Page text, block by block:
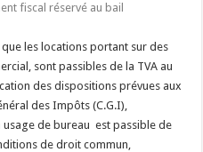
fiscal réservé au bail
les locations portant sur des
sont passibles de la TVA au
des dispositions prévues aux
des Impôts (C.G.I),
de bureau est passible de
de droit commun,